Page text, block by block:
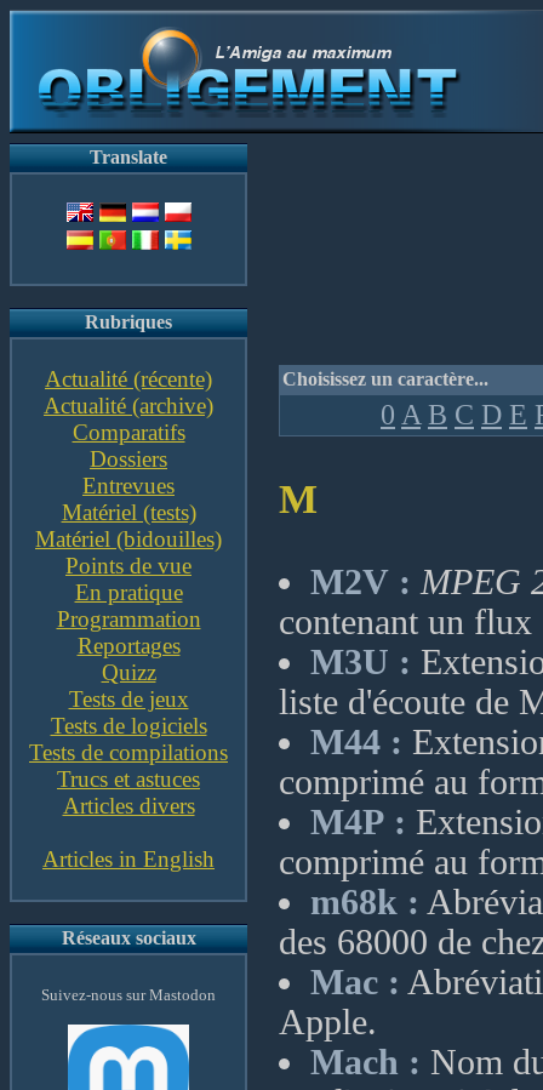
Translate
Rubriques
Actualité (récente)
Actualité (archive)
Comparatifs
Dossiers
Entrevues
Matériel (tests)
Matériel (bidouilles)
Points de vue
En pratique
Programmation
Reportages
Quizz
Tests de jeux
Tests de logiciels
Tests de compilations
Trucs et astuces
Articles divers
Articles in English
Réseaux sociaux
Suivez-nous sur Mastodon
Choisissez un caractère...
0 A B C D E
M
M2V : MPEG
contenant un
M3U :
liste d'écoute de
M44 :
comprimé au
M4P :
comprimé au
m68k :
des 68000 de
Mac :
Apple.
Mach : Nom